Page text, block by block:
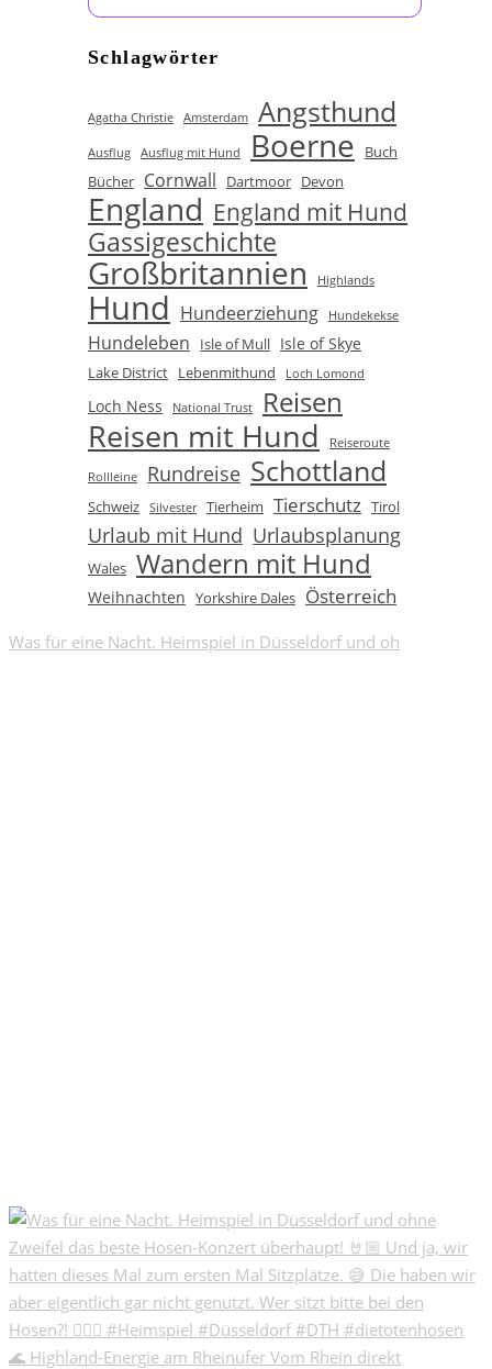
Schlagwörter
Agatha Christie Amsterdam Angsthund
Ausflug Ausflug mit Hund Boerne
Buch
Bücher Cornwall Dartmoor Devon
England England mit Hund
Gassigeschichte
Großbritannien Highlands
Hund Hundeerziehung Hundekekse
Hundeleben Isle of Mull Isle of Skye
Lake District Lebenmithund Loch Lomond
Loch Ness National Trust Reisen
Reisen mit Hund Reiseroute
Rollleine Rundreise Schottland
Schweiz Silvester Tierheim Tierschutz Tirol
Urlaub mit Hund Urlaubsplanung
Wales Wandern mit Hund
Weihnachten Yorkshire Dales Österreich
Was für eine Nacht. Heimspiel in Düsseldorf und oh
🌊 Highland-Energie am Rheinufer Vom Rhein direkt